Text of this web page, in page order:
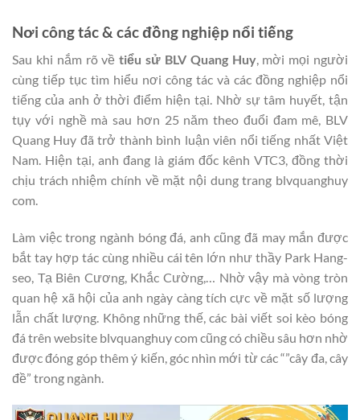
Nơi công tác & các đồng nghiệp nổi tiếng
Sau khi nắm rõ vềtiểu sử BLV Quang Huy, mời mọi người
cùng tiếp tục tìm hiểu nơi công tác và các đồng nghiệp nổi
tiếng của anh ở thời điểm hiện tại. Nhờ sự tâm huyết, tận
tụy với nghề mà sau hơn 25 năm theo đuổi đam mê, BLV
Quang Huy đã trở thành bình luận viên nổi tiếng nhất Việt
Nam. Hiện tại, anh đang là giám đốc kênh VTC3, đồng thời
chịu trách nhiệm chính về mặt nội dung trang blvquanghuy
com.
Làm việc trong ngành bóng đá, anh cũng đã may mắn được
bắt tay hợp tác cùng nhiều cái tên lớn như thầy Park Hang-
seo, Tạ Biên Cương, Khắc Cường,… Nhờ vậy mà vòng tròn
quan hệ xã hội của anh ngày càng tích cực về mặt số lượng
lẫn chất lượng. Không những thế, các bài viết soi kèo bóng
đá trên website blvquanghuy com cũng có chiều sâu hơn nhờ
được đóng góp thêm ý kiến, góc nhìn mới từ các “”cây đa, cây
đề” trong ngành.